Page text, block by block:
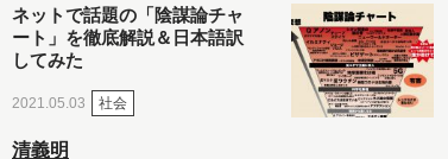
ネットで話題の「陰謀論チャ
ート」を徹底解説＆日本語訳
してみた
2021.05.03 社会
清義明